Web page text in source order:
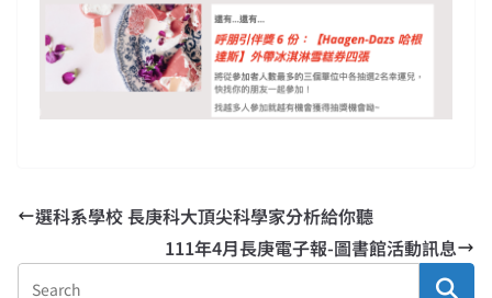
選科系學校 長庚科大頂尖科學家分析給你聽
111年4月長庚電子報-圖書館活動訊息